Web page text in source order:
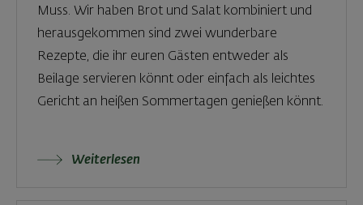
Muss. Wir haben Brot und Salat kombiniert und
herausgekommen sind zwei wunderbare
Rezepte, die ihr euren Gästen entweder als
Beilage servieren könnt oder einfach als leichtes
Gericht an heißen Sommertagen genießen könnt.
Weiterlesen